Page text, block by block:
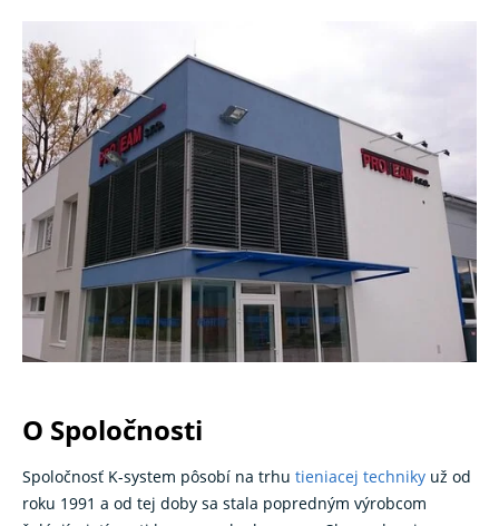
O Spoločnosti
Spoločnosť K-system pôsobí na trhu tieniacej techniky už od
roku 1991 a od tej doby sa stala popredným výrobcom